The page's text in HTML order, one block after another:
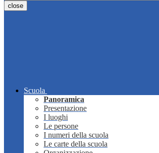
close
Scuola
Panoramica
Presentazione
I luoghi
Le persone
I numeri della scuola
Le carte della scuola